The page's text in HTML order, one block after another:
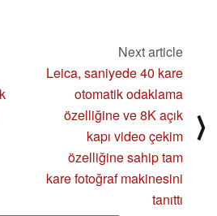
Next article
Leica, saniyede 40 kare
otomatik odaklama
özelliğine ve 8K açık
kapı video çekim
özelliğine sahip tam
kare fotoğraf makinesini
tanıttı
⟩